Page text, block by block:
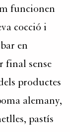
funcionen
cocció i
en
final sense
productes
alemany,
pastís